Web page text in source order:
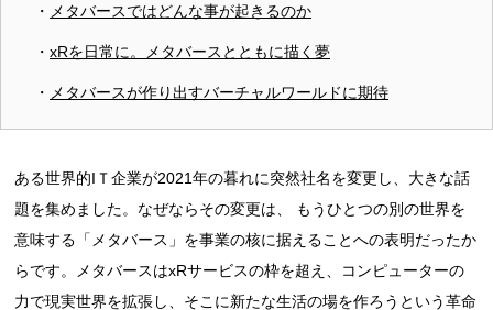
メタバースではどんな事が起きるのか
xRを日常に。メタバースとともに描く夢
メタバースが作り出すバーチャルワールドに期待
ある世界的IＴ企業が2021年の暮れに突然社名を変更し、大きな話
題を集めました。なぜならその変更は、 もうひとつの別の世界を
意味する「メタバース」を事業の核に据えることへの表明だったか
らです。メタバースはxRサービスの枠を超え、コンピューターの
力で現実世界を拡張し、そこに新たな生活の場を作ろうという革命